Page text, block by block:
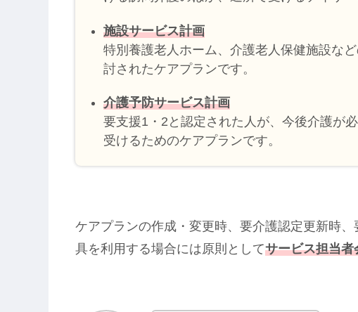
施設サービス計画
特別養護老人ホーム、介護老人保健施設な
討されたケアプランです。
介護予防サービス計画
要支援1・2と認定された人が、今後介護が
受けるためのケアプランです。
ケアプランの作成・変更時、要介護認定更新時
具を利用する場合には原則としてサービス担当者